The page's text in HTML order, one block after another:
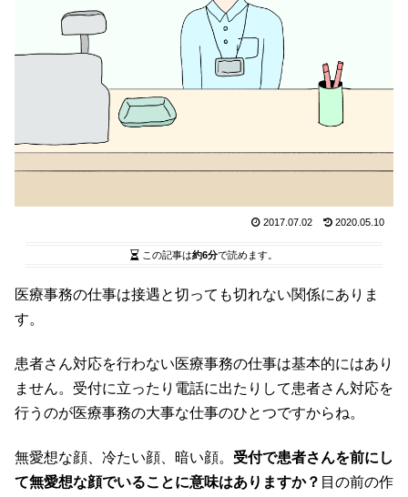
2017.07.02 2020.05.10
この記事は約6分で読めます。
医療事務の仕事は接遇と切っても切れない関係にありま
す。
患者さん対応を行わない医療事務の仕事は基本的にはあり
ません。受付に立ったり電話に出たりして患者さん対応を
行うのが医療事務の大事な仕事のひとつですからね。
無愛想な顔、冷たい顔、暗い顔。 受付で患者さんを前にし
て無愛想な顔でいることに意味はありますか？ 目の前の作